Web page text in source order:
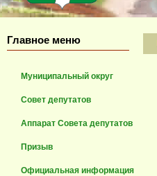
Главное меню
Муниципальный округ
Совет депутатов
Аппарат Совета депутатов
Призыв
Официальная информация